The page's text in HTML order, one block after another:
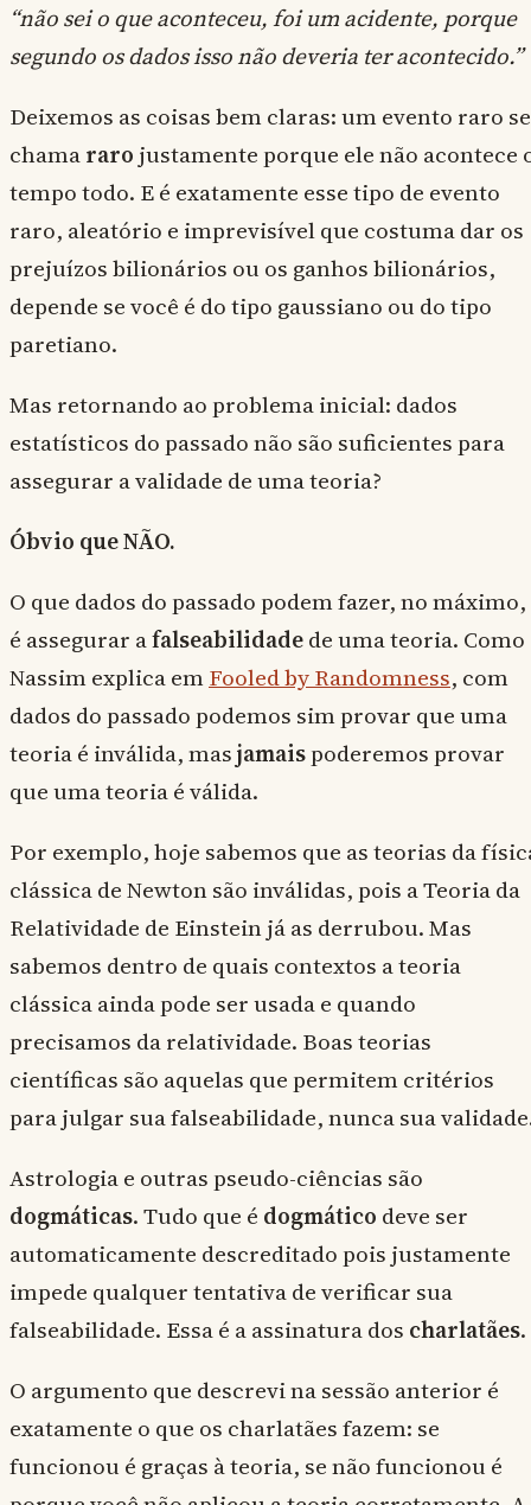
“não sei o que aconteceu, foi um acidente, porque
segundo os dados isso não deveria ter acontecido.”
Deixemos as coisas bem claras: um evento raro se
chamararo justamente porque ele não acontece
tempo todo. E é exatamente esse tipo de evento
raro, aleatório e imprevisível que costuma dar os
prejuízos bilionários ou os ganhos bilionários,
depende se você é do tipo gaussiano ou do tipo
paretiano.
Mas retornando ao problema inicial: dados
estatísticos do passado não são suficientes para
assegurar a validade de uma teoria?
Óbvio que NÃO.
O que dados do passado podem fazer, no máximo,
é assegurar afalseabilidadede uma teoria. Como
Nassim explica emFooled by Randomness, com
dados do passado podemos sim provar que uma
teoria é inválida, masjamaispoderemos provar
que uma teoria é válida.
Por exemplo, hoje sabemos que as teorias da
clássica de Newton são inválidas, pois a Teoria da
Relatividade de Einstein já as derrubou. Mas
sabemos dentro de quais contextos a teoria
clássica ainda pode ser usada e quando
precisamos da relatividade. Boas teorias
científicas são aquelas que permitem critérios
para julgar sua falseabilidade, nunca sua
Astrologia e outras pseudo-ciências são
dogmáticas. Tudo que é dogmático deve ser
automaticamente descreditado pois justamente
impede qualquer tentativa de verificar sua
falseabilidade. Essa é a assinatura dos charlatães.
O argumento que descrevi na sessão anterior é
exatamente o que os charlatães fazem: se
funcionou é graças à teoria, se não funcionou é